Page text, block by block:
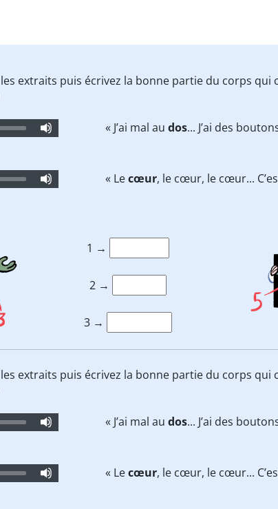
extraits puis écrivez la bonne partie du corps
« J’ai mal audos... J’ai des
« Lecœur, le cœur, le cœur...
1 →
2 →
3 →
extraits puis écrivez la bonne partie du corps
« J’ai mal audos... J’ai des
« Lecœur, le cœur, le cœur...